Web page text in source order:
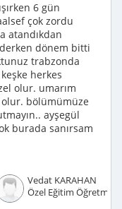
6 gün
çok zordu
atandıkdan
dönem bitti
trabzonda
herkes
olur. umarım
bölümümüze
ayşegül
burada sanırsam
Vedat KARAHAN
Özel Eğitim Öğretmeni